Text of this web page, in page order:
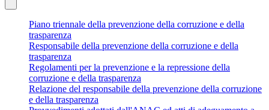
Piano triennale della prevenzione della corruzione e della
trasparenza
Responsabile della prevenzione della corruzione e della
trasparenza
Regolamenti per la prevenzione e la repressione della
corruzione e della trasparenza
Relazione del responsabile della prevenzione della corruzione
e della trasparenza